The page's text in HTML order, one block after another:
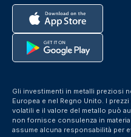
Gli investimenti in metalli preziosi
Europea e nel Regno Unito. I
volatili e il valore del metallo può
non fornisce consulenza in
assume alcuna responsabilità per